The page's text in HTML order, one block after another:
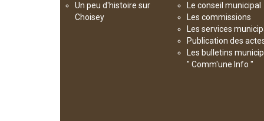
Un peu d'histoire sur
Choisey
Le conseil municipal
Les commissions
Les services
Publication des
Les bulletins
" Comm'une Info "